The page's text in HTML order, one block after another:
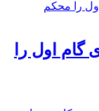
گام اول را